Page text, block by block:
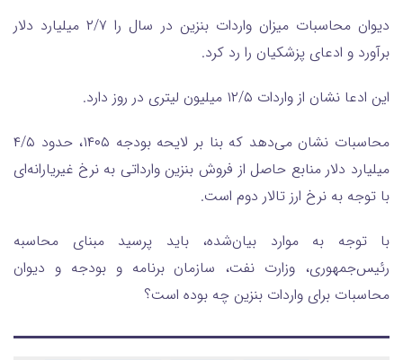
دیوان محاسبات میزان واردات بنزین در سال را ۲/۷ میلیارد دلار
برآورد و ادعای پزشکیان را رد کرد.
این ادعا نشان از واردات ۱۲/۵ میلیون لیتری در روز دارد.
محاسبات نشان می‌دهد که بنا بر لایحه بودجه ۱۴۰۵، حدود ۴/۵
میلیارد دلار منابع حاصل از فروش بنزین وارداتی به نرخ غیریارانه‌ای
با توجه به نرخ ارز تالار دوم است.
با توجه به موارد بیان‌شده، باید پرسید مبنای محاسبه
رئیس‌جمهوری، وزارت نفت، سازمان برنامه و بودجه و دیوان
محاسبات برای واردات بنزین چه بوده است؟